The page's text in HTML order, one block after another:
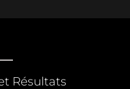
Résultats